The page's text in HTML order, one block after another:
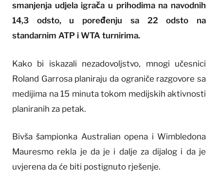
smanjenja udjela igrača u prihodima na navodnih
14,3 odsto, u poređenju sa 22 odsto na
standarnim ATP i WTA turnirima.
Kako bi iskazali nezadovoljstvo, mnogi učesnici
Roland Garrosa planiraju da ograniče razgovore sa
medijima na 15 minuta tokom medijskih aktivnosti
planiranih za petak.
Bivša šampionka Australian opena i Wimbledona
Mauresmo rekla je da je i dalje za dijalog i da je
uvjerena da će biti postignuto rješenje.